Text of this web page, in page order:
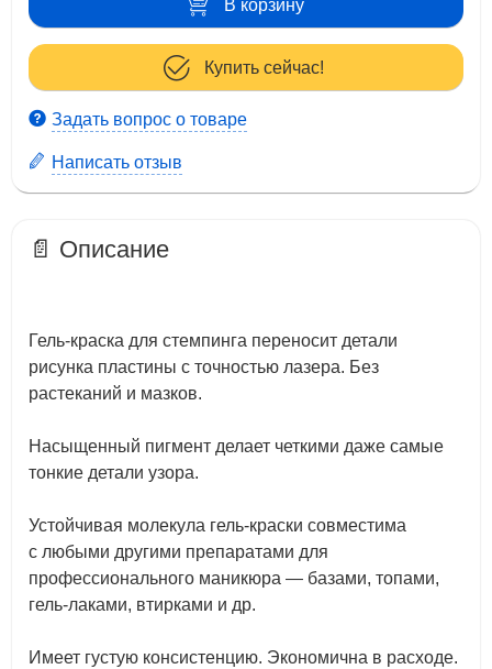
В корзину
Купить сейчас!
Задать вопрос о товаре
Написать отзыв
📄 Описание
Гель-краска для стемпинга переносит детали
рисунка пластины с точностью лазера. Без
растеканий и мазков.
Насыщенный пигмент делает четкими даже самые
тонкие детали узора.
Устойчивая молекула гель-краски совместима
с любыми другими препаратами для
профессионального маникюра — базами, топами,
гель-лаками, втирками и др.
Имеет густую консистенцию. Экономична в расходе.